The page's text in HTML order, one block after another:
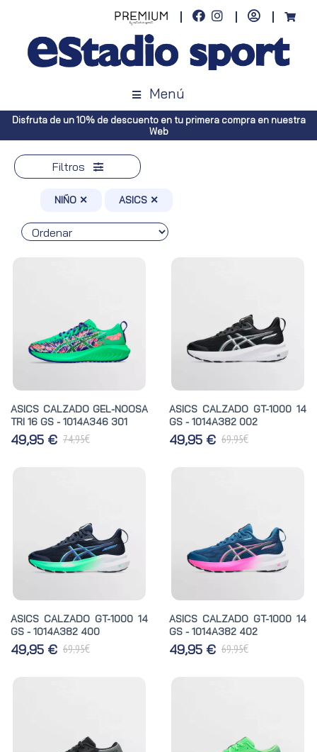
Menú
Disfruta de un 10% de descuento en tu primera compra en nuestra
Web
Filtros
NIÑO ✕ ASICS ✕
ASICS CALZADO GEL-NOOSA
TRI 16 GS - 1014A346 301
49,95 € 74,95€
ASICS CALZADO GT-1000 14
GS - 1014A382 002
49,95 € 69,95€
ASICS CALZADO GT-1000 14
GS - 1014A382 400
49,95 € 69,95€
ASICS CALZADO GT-1000 14
GS - 1014A382 402
49,95 € 69,95€